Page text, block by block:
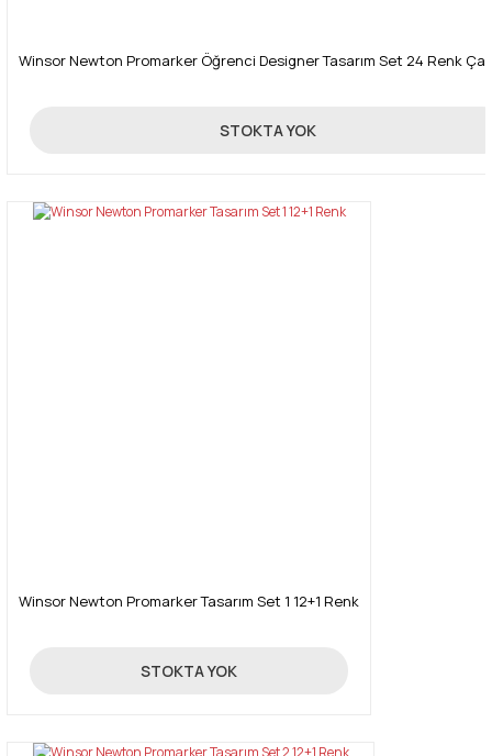
Winsor Newton Promarker Öğrenci Designer Tasarım Set 24 Renk
750,00 TL
STOKTA YOK
Winsor Newton Promarker Tasarım Set 1 12+1 Renk
390,00 TL
STOKTA YOK